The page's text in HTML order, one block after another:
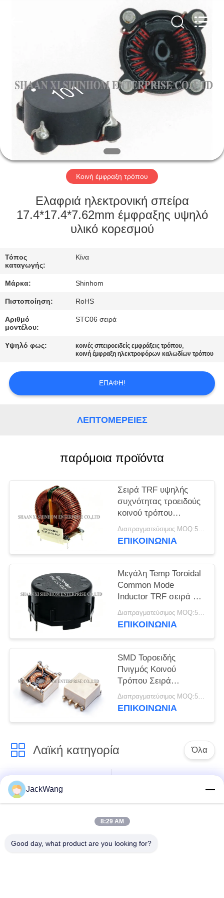
ΠΡΟΪΌΝΤΑ
ΒΊΝΤΕΟ
ΣΧΕΤΙΚΆ
ΜΕ
ΕΠΙΣΚΈΨΕΙΣ
ΈΛΕΓΧΟΣ
ΕΠΙΚΟΙΝΩΝΉΣΤΕ
ΜΑΖΊ
ΕΙΔΉΣΕΙΣ
ΥΠΟΘΈΣΕΙΣ
ΖΗΤΉΣΤΕ
ΠΡΟΣΦΟΡΆ
SITEMAP
PRIVACY
POLICY
Κοινή έμφραξη τρόπου
Ελαφριά ηλεκτρονική σπείρα
17.4*17.4*7.62mm έμφραξης υψηλό
υλικό κορεσμού
Τόπος
καταγωγής:
Κίνα
Μάρκα: Shinhom
Πιστοποίηση: RoHS
Αριθμό
μοντέλου:
STC06 σειρά
Υψηλό φως: κοινές σπειροειδείς εμφράξεις τρόπου,
κοινή έμφραξη ηλεκτροφόρων καλωδίων τρόπου
ΕΠΑΦΉ!
ΛΕΠΤΟΜΈΡΕΙΕΣ
παρόμοια προϊόντα
Σειρά TRF υψηλής
συχνότητας τροειδούς
κοινού τρόπου
θορύβου για
καταστολή θορύβου
Διαπραγματεύσιμος MOQ:5000 τεμ
ΕΠΙΚΟΙΝΩΝΙΑ
Μεγάλη Temp Toroidal
Common Mode
Inductor TRF σειρά για
LCD/PDP τηλεοράσεις
και περιφερειακά
Διαπραγματεύσιμος MOQ:5000 τεμ
ΕΠΙΚΟΙΝΩΝΙΑ
SMD Τοροειδής
Πνιγμός Κοινού
Τρόπου Σειρά
STR0602 10μH-300μH
για Τροφοδοτικά
Διαπραγματεύσιμος MOQ:5000 τεμ
ΕΠΙΚΟΙΝΩΝΙΑ
Λαϊκή κατηγορία Όλα
διασπασμένος
τρέχων
μετασχηματιστής
μετασχηματιστής
Μετασχηματιστή
τρέχων αισθητήρας
JackWang
8:29 AM
Good day, what product are you looking for?